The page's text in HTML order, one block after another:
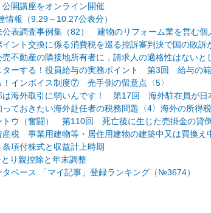
開講座をオンライン開催
情報（9.29～10.27公表分）
公表調査事例集（82） 建物のリフォーム業を営む個
ント交換に係る消費税を巡る控訴審判決で国の敗訴
不動産の隣接地所有者に，請求人の適格性はないと
ターする！役員給与の実務ポイント 第3回 給与の
！インボイス制度⑦ 売手側の留意点〈5〉
は海外取引に弱いんです！ 第17回 海外駐在員が日
ておきたい海外赴任者の税務問題〈4〉海外の所得
トウ（奮闘） 第110回 死亡後に生じた売掛金の貸倒
税 事業用建物等・居住用建物の建築中又は買換え
条項付株式と収益計上時期
り親控除と年末調整
ベース 「マイ記事」登録ランキング（№3674）